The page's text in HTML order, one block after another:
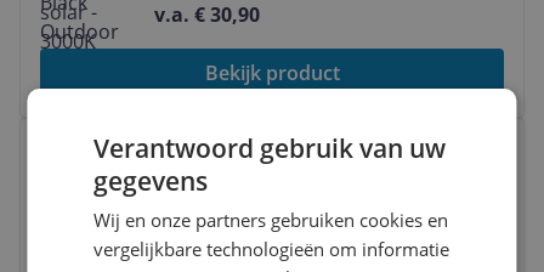
v.a. € 30,90
Bekijk product
LEDVION 6x LED Outdoor Spotlights
- Black - IP65 - GU10 - 5W - 1m Cable
v.a. € 59,70
Verantwoord gebruik van uw
gegevens
Wij en onze partners gebruiken cookies en
vergelijkbare technologieën om informatie